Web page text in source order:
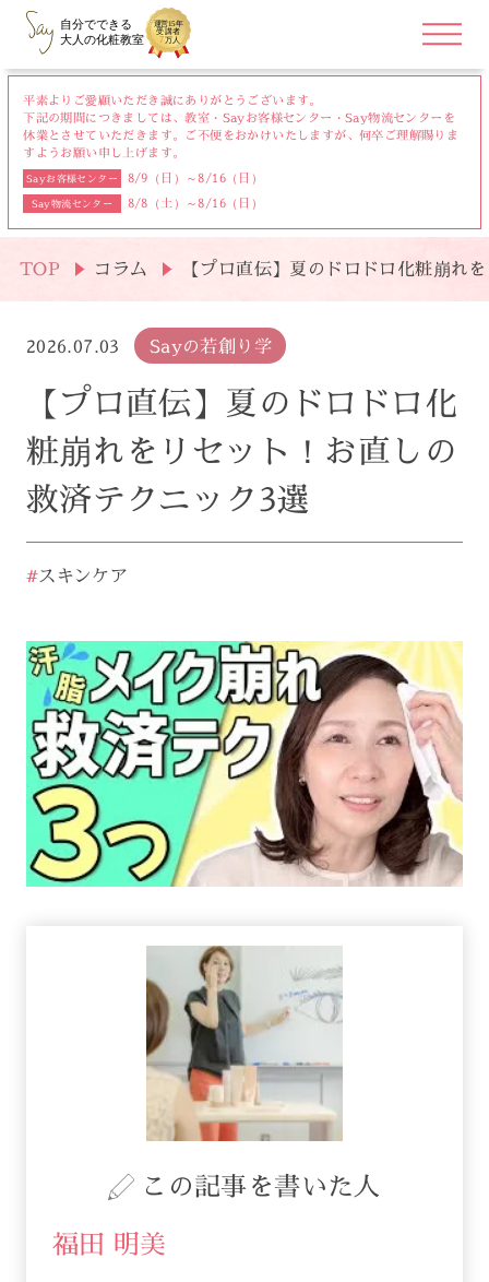
平素よりご愛顧いただき誠にありがとうございます。
下記の期間につきましては、教室・Sayお客様センター・Say物流センターを
休業とさせていただきます。 ご不便をおかけいたしますが、何卒ご理解賜りま
すようお願い申し上げます。
Sayお客様センター 8/9（日）～8/16（日）
Say物流センター 8/8（土）～8/16（日）
TOP コラム 【プロ直伝】夏のドロドロ化粧崩れ
2026.07.03 Sayの若創り学
【プロ直伝】夏のドロドロ化
粧崩れをリセット！お直しの
救済テクニック3選
#スキンケア
この記事を書いた人
福田 明美